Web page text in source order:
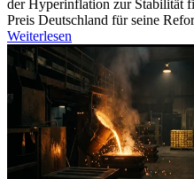
der Hyperinflation zur Stabilität
Preis Deutschland für seine
Weiterlesen